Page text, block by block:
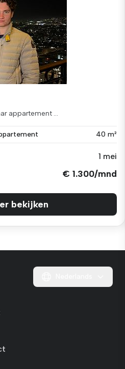
appartement ...
40 m²
1 mei
€ 1.300/mnd
bekijken